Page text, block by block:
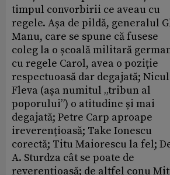
timpul convorbirii ce aveau cu
regele. Așa de pildă, generalul
Manu, care se spune că fusese
coleg la o școală militară
cu regele Carol, avea o poziție
respectuoasă dar degajată;
Fleva (așa numitul „tribun al
poporului”) o atitudine și mai
degajată; Petre Carp aproape
ireverențioasă; Take Ionescu
corectă; Titu Maiorescu la fel;
A. Sturdza cât se poate de
reverențioasă; de altfel conu